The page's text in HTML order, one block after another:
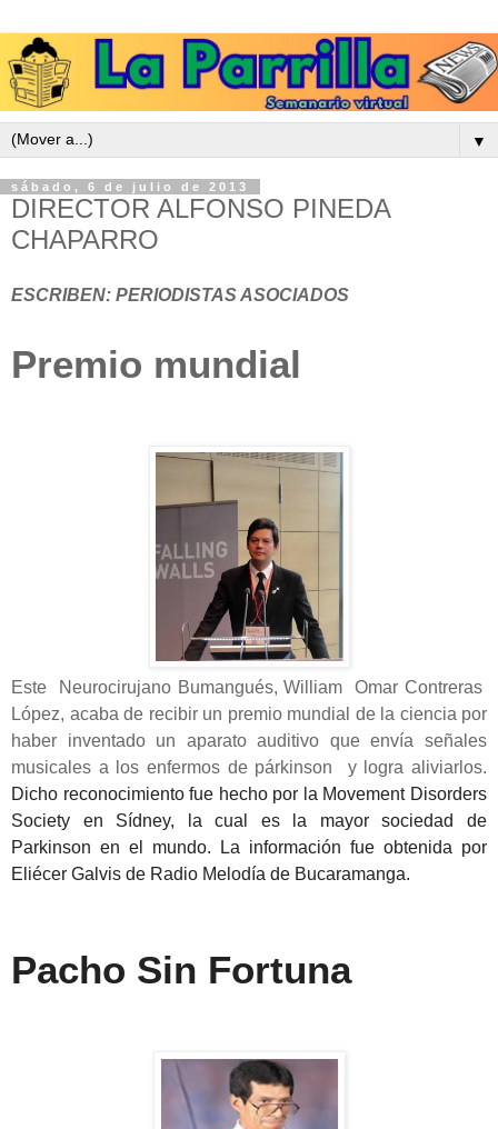
▼
sábado, 6 de julio de 2013
DIRECTOR ALFONSO PINEDA
CHAPARRO
ESCRIBEN: PERIODISTAS ASOCIADOS
Premio mundial
Este Neurocirujano Bumangués, William Omar Contreras
López, acaba de recibir un premio mundial de la ciencia por
haber inventado un aparato auditivo que envía señales
musicales a los enfermos de párkinson y logra aliviarlos.
Dicho reconocimiento fue hecho por la Movement Disorders
Society en Sídney, la cual es la mayor sociedad de
Parkinson en el mundo. La información fue obtenida por
Eliécer Galvis de Radio Melodía de Bucaramanga.
Pacho Sin Fortuna